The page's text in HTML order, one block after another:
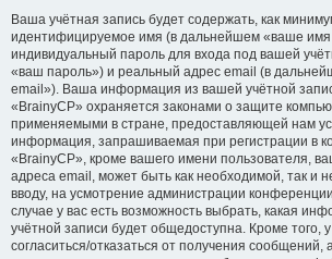
Ваша учётная запись будет содержать, как
идентифицируемое имя (в дальнейшем «ваше имя
индивидуальный пароль для входа под вашей
«ваш пароль») и реальный адрес email (в
email»). Ваша информация из вашей учётной
«BrainyCP» охраняется законами о защите
применяемыми в стране, предоставляющей нам
информация, запрашиваемая при регистрации в
«BrainyCP», кроме вашего имени пользователя,
адреса email, может быть как необходимой, так и
вводу, на усмотрение администрации
случае у вас есть возможность выбрать, какая
учётной записи будет общедоступна. Кроме того,
согласиться/отказаться от получения сообщений,